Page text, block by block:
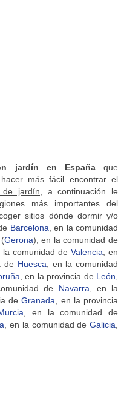
jardín en Españaque
más fácil encontrar el
de jardín, a continuación le
más importantes del
sitios dónde dormir y/o
Barcelona, en la comunidad
(Gerona), en la comunidad de
la comunidad de Valencia, en
de Huesca, en la comunidad
, en la provincia de León,
de Navarra, en la
deGranada, en la provincia
, en la comunidad de
, en la comunidad deGalicia,